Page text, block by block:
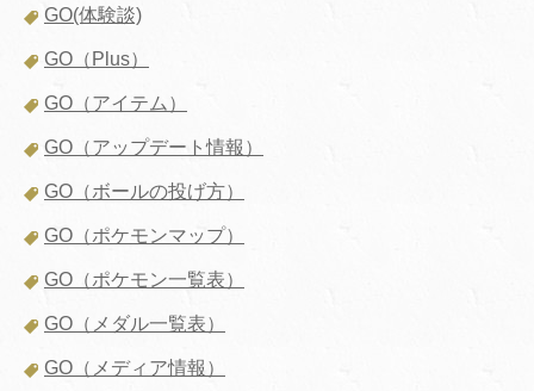
GO(体験談)
GO（Plus）
GO（アイテム）
GO（アップデート情報）
GO（ボールの投げ方）
GO（ポケモンマップ）
GO（ポケモン一覧表）
GO（メダル一覧表）
GO（メディア情報）